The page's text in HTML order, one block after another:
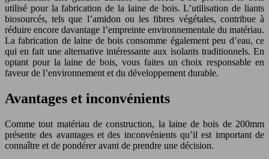
utilisé pour la fabrication de la laine de bois. L’utilisation de liants
biosourcés, tels que l’amidon ou les fibres végétales, contribue à
réduire encore davantage l’empreinte environnementale du matériau.
La fabrication de laine de bois consomme également peu d’eau, ce
qui en fait une alternative intéressante aux isolants traditionnels. En
optant pour la laine de bois, vous faites un choix responsable en
faveur de l’environnement et du développement durable.
Avantages et inconvénients
Comme tout matériau de construction, la laine de bois de 200mm
présente des avantages et des inconvénients qu’il est important de
connaître et de pondérer avant de prendre une décision.